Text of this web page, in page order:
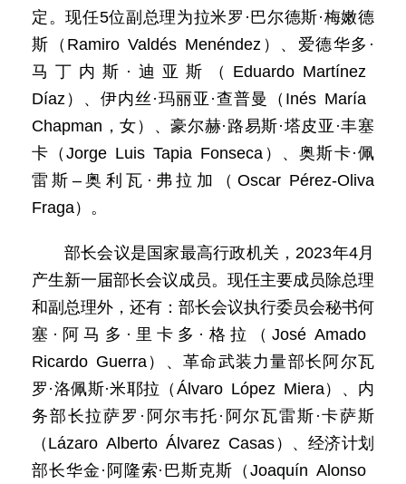
定。现任5位副总理为拉米罗·巴尔德斯·梅嫩德
斯（Ramiro Valdés Menéndez）、爱德华多·
马丁内斯·迪亚斯（Eduardo Martínez
Díaz）、伊内丝·玛丽亚·查普曼（Inés María
Chapman，女）、豪尔赫·路易斯·塔皮亚·丰塞
卡（Jorge Luis Tapia Fonseca）、奥斯卡·佩
雷斯–奥利瓦·弗拉加（Oscar Pérez-Oliva
Fraga）。
部长会议是国家最高行政机关，2023年4月
产生新一届部长会议成员。现任主要成员除总理
和副总理外，还有：部长会议执行委员会秘书何
塞·阿马多·里卡多·格拉（José Amado
Ricardo Guerra）、革命武装力量部长阿尔瓦
罗·洛佩斯·米耶拉（Álvaro López Miera）、内
务部长拉萨罗·阿尔韦托·阿尔瓦雷斯·卡萨斯
（Lázaro Alberto Álvarez Casas）、经济计划
部长华金·阿隆索·巴斯克斯（Joaquín Alonso